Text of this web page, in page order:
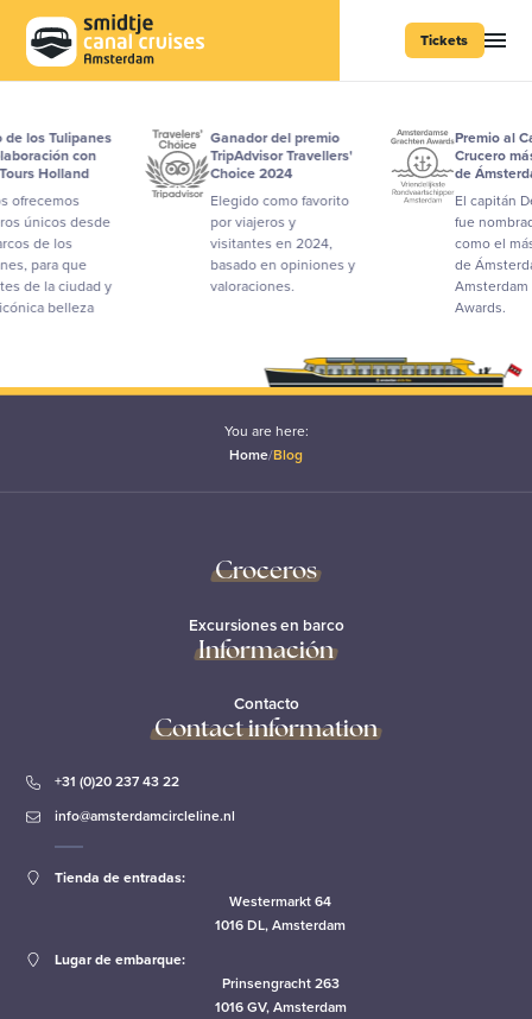
Tickets
los Tulipanes
con
Holland
únicos desde
de los
para que
de la ciudad y
belleza
Ganador del premio
TripAdvisor Travellers'
Choice 2024
Elegido como favorito
por viajeros y
visitantes en 2024,
basado en opiniones y
valoraciones.
Premio al
Crucero más
de
El capitán
fue
como el más
de
Amsterdam
Awards.
You are here:
Home/Blog
Croceros
Excursiones en barco
Información
Contacto
Contact information
+31 (0)20 237 43 22
info@amsterdamcircleline.nl
Tienda de entradas:
Westermarkt 64
1016 DL, Amsterdam
Lugar de embarque:
Prinsengracht 263
1016 GV, Amsterdam